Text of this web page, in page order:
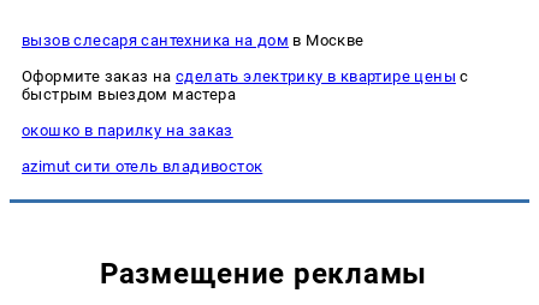
вызов слесаря сантехника на дом в Москве
Оформите заказ насделать электрику в квартире цены с
быстрым выездом мастера
окошко в парилку на заказ
azimut сити отель владивосток
Размещение рекламы